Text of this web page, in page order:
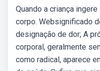
Quando a criança
corpo. Websignificado
designação de dor; A
corporal, geralmente
como radical, aparece